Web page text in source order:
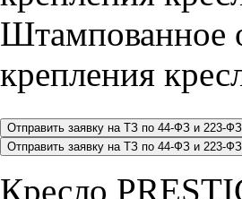
Штампованное
крепления
Кресло